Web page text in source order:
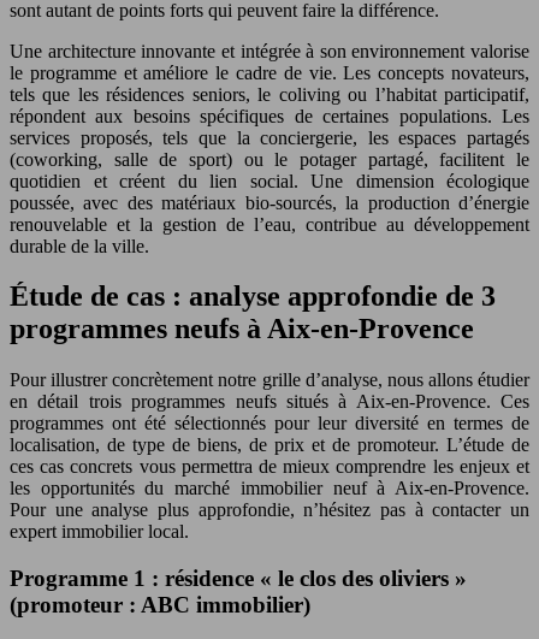
sont autant de points forts qui peuvent faire la différence.
Une architecture innovante et intégrée à son environnement valorise
le programme et améliore le cadre de vie. Les concepts novateurs,
tels que les résidences seniors, le coliving ou l’habitat participatif,
répondent aux besoins spécifiques de certaines populations. Les
services proposés, tels que la conciergerie, les espaces partagés
(coworking, salle de sport) ou le potager partagé, facilitent le
quotidien et créent du lien social. Une dimension écologique
poussée, avec des matériaux bio-sourcés, la production d’énergie
renouvelable et la gestion de l’eau, contribue au développement
durable de la ville.
Étude de cas : analyse approfondie de 3
programmes neufs à Aix-en-Provence
Pour illustrer concrètement notre grille d’analyse, nous allons étudier
en détail trois programmes neufs situés à Aix-en-Provence. Ces
programmes ont été sélectionnés pour leur diversité en termes de
localisation, de type de biens, de prix et de promoteur. L’étude de
ces cas concrets vous permettra de mieux comprendre les enjeux et
les opportunités du marché immobilier neuf à Aix-en-Provence.
Pour une analyse plus approfondie, n’hésitez pas à contacter un
expert immobilier local.
Programme 1 : résidence « le clos des oliviers »
(promoteur : ABC immobilier)